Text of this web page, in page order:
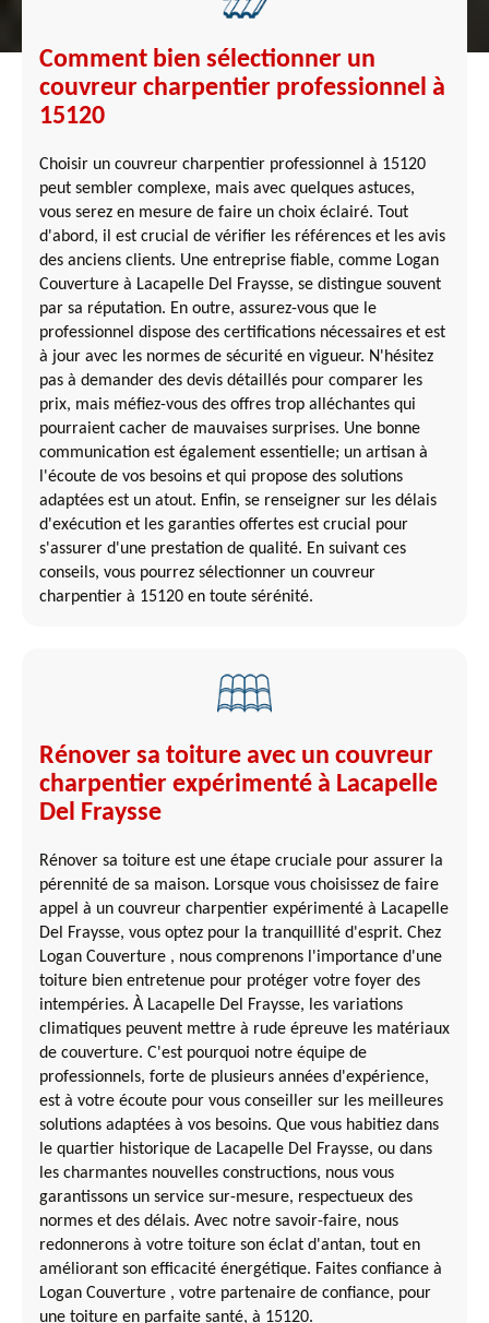
Comment bien sélectionner un
couvreur charpentier professionnel à
15120
Choisir un couvreur charpentier professionnel à 15120
peut sembler complexe, mais avec quelques astuces,
vous serez en mesure de faire un choix éclairé. Tout
d'abord, il est crucial de vérifier les références et les avis
des anciens clients. Une entreprise fiable, comme Logan
Couverture à Lacapelle Del Fraysse, se distingue souvent
par sa réputation. En outre, assurez-vous que le
professionnel dispose des certifications nécessaires et est
à jour avec les normes de sécurité en vigueur. N'hésitez
pas à demander des devis détaillés pour comparer les
prix, mais méfiez-vous des offres trop alléchantes qui
pourraient cacher de mauvaises surprises. Une bonne
communication est également essentielle; un artisan à
l'écoute de vos besoins et qui propose des solutions
adaptées est un atout. Enfin, se renseigner sur les délais
d'exécution et les garanties offertes est crucial pour
s'assurer d'une prestation de qualité. En suivant ces
conseils, vous pourrez sélectionner un couvreur
charpentier à 15120 en toute sérénité.
Rénover sa toiture avec un couvreur
charpentier expérimenté à Lacapelle
Del Fraysse
Rénover sa toiture est une étape cruciale pour assurer la
pérennité de sa maison. Lorsque vous choisissez de faire
appel à un couvreur charpentier expérimenté à Lacapelle
Del Fraysse, vous optez pour la tranquillité d'esprit. Chez
Logan Couverture , nous comprenons l'importance d'une
toiture bien entretenue pour protéger votre foyer des
intempéries. À Lacapelle Del Fraysse, les variations
climatiques peuvent mettre à rude épreuve les matériaux
de couverture. C'est pourquoi notre équipe de
professionnels, forte de plusieurs années d'expérience,
est à votre écoute pour vous conseiller sur les meilleures
solutions adaptées à vos besoins. Que vous habitiez dans
le quartier historique de Lacapelle Del Fraysse, ou dans
les charmantes nouvelles constructions, nous vous
garantissons un service sur-mesure, respectueux des
normes et des délais. Avec notre savoir-faire, nous
redonnerons à votre toiture son éclat d'antan, tout en
améliorant son efficacité énergétique. Faites confiance à
Logan Couverture , votre partenaire de confiance, pour
une toiture en parfaite santé, à 15120.